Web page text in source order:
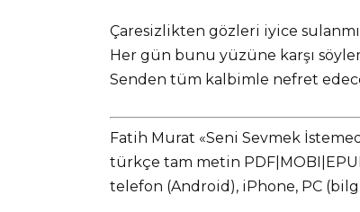
Çaresizlikten gözleri iyice
Her gün bunu yüzüne karşı
Senden tüm kalbimle nefret
Fatih Murat «Seni Sevmek
türkçe tam metin
telefon (Android), iPhone, PC